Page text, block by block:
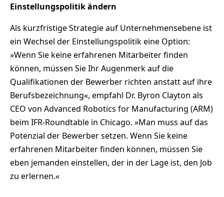
Einstellungspolitik ändern
Als kurzfristige Strategie auf Unternehmensebene ist
ein Wechsel der Einstellungspolitik eine Option:
»Wenn Sie keine erfahrenen Mitarbeiter finden
können, müssen Sie Ihr Augenmerk auf die
Qualifikationen der Bewerber richten anstatt auf ihre
Berufsbezeichnung«, empfahl Dr. Byron Clayton als
CEO von Advanced Robotics for Manufacturing (ARM)
beim IFR-Roundtable in Chicago. »Man muss auf das
Potenzial der Bewerber setzen. Wenn Sie keine
erfahrenen Mitarbeiter finden können, müssen Sie
eben jemanden einstellen, der in der Lage ist, den Job
zu erlernen.«